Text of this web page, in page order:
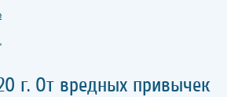
г. От вредных привычек